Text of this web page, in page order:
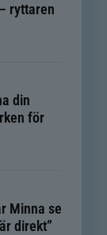
ryttaren
din
för
Minna se
direkt”